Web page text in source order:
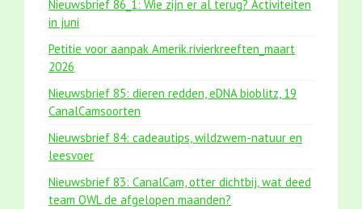
Nieuwsbrief 86_1: Wie zijn er al terug? Activiteiten
in juni
Petitie voor aanpak Amerik.rivierkreeften_maart
2026
Nieuwsbrief 85: dieren redden, eDNA bioblitz, 19
CanalCamsoorten
Nieuwsbrief 84: cadeautips, wildzwem-natuur en
leesvoer
Nieuwsbrief 83: CanalCam, otter dichtbij, wat deed
team OWL de afgelopen maanden?